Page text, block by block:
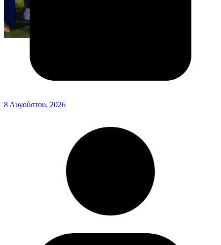
8 Αυγούστου, 2026